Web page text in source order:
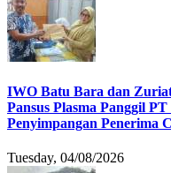
IWO Batu Bara dan
Pansus Plasma Panggil
Penyimpangan Penerima
Tuesday, 04/08/2026